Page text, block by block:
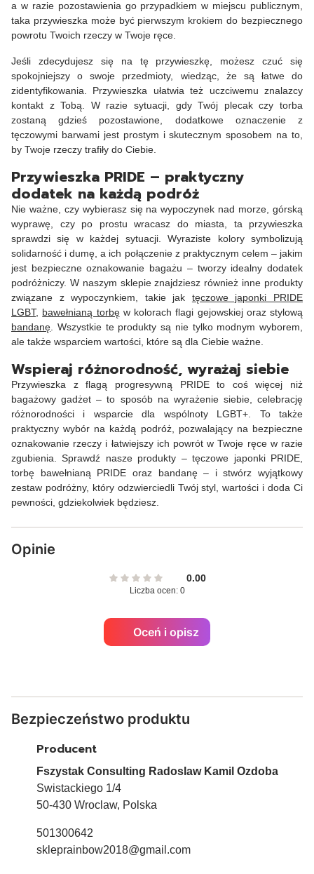
a w razie pozostawienia go przypadkiem w miejscu publicznym,
taka przywieszka może być pierwszym krokiem do bezpiecznego
powrotu Twoich rzeczy w Twoje ręce.
Jeśli zdecydujesz się na tę przywieszkę, możesz czuć się
spokojniejszy o swoje przedmioty, wiedząc, że są łatwe do
zidentyfikowania. Przywieszka ułatwia też uczciwemu znalazcy
kontakt z Tobą. W razie sytuacji, gdy Twój plecak czy torba
zostaną gdzieś pozostawione, dodatkowe oznaczenie z
tęczowymi barwami jest prostym i skutecznym sposobem na to,
by Twoje rzeczy trafiły do Ciebie.
Przywieszka PRIDE – praktyczny
dodatek na każdą podróż
Nie ważne, czy wybierasz się na wypoczynek nad morze, górską
wyprawę, czy po prostu wracasz do miasta, ta przywieszka
sprawdzi się w każdej sytuacji. Wyraziste kolory symbolizują
solidarność i dumę, a ich połączenie z praktycznym celem – jakim
jest bezpieczne oznakowanie bagażu – tworzy idealny dodatek
podróżniczy. W naszym sklepie znajdziesz również inne produkty
związane z wypoczynkiem, takie jak tęczowe japonki PRIDE
LGBT, bawełnianą torbęw kolorach flagi gejowskiej oraz stylową
bandanę . Wszystkie te produkty są nie tylko modnym wyborem,
ale także wsparciem wartości, które są dla Ciebie ważne.
Wspieraj różnorodność, wyrażaj siebie
Przywieszka z flagą progresywną PRIDE to coś więcej niż
bagażowy gadżet – to sposób na wyrażenie siebie, celebrację
różnorodności i wsparcie dla wspólnoty LGBT+. To także
praktyczny wybór na każdą podróż, pozwalający na bezpieczne
oznakowanie rzeczy i łatwiejszy ich powrót w Twoje ręce w razie
zgubienia. Sprawdź nasze produkty – tęczowe japonki PRIDE,
torbę bawełnianą PRIDE oraz bandanę – i stwórz wyjątkowy
zestaw podróżny, który odzwierciedli Twój styl, wartości i doda Ci
pewności, gdziekolwiek będziesz.
Opinie
0.00
Liczba ocen: 0
Oceń i opisz
Bezpieczeństwo produktu
Producent
Fszystak Consulting Radoslaw Kamil Ozdoba
Swistackiego 1/4
50-430 Wroclaw, Polska
501300642
skleprainbow2018@gmail.com